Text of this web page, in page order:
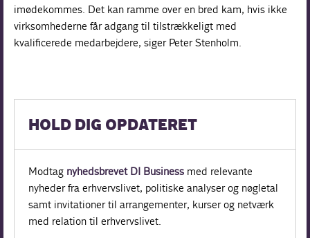
imødekommes. Det kan ramme over en bred kam, hvis ikke
virksomhederne får adgang til tilstrækkeligt med
kvalificerede medarbejdere, siger Peter Stenholm.
HOLD DIG OPDATERET
Modtag nyhedsbrevet DI Business med relevante
nyheder fra erhvervslivet, politiske analyser og nøgletal
samt invitationer til arrangementer, kurser og netværk
med relation til erhvervslivet.